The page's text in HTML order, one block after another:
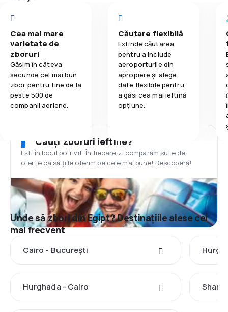
Cea mai mare
varietate de
zboruri
Găsim în câteva
secunde cel mai bun
zbor pentru tine de la
peste 500 de
companii aeriene.
Căutare flexibilă
Extinde căutarea
pentru a include
aeroporturile din
apropiere și alege
date flexibile pentru
a găsi cea mai ieftină
opțiune.
Cauți zboruri ieftine?
Ești în locul potrivit. În fiecare zi comparăm sute de
oferte ca să ți le oferim pe cele mai bune! Descoperă!
Unde să zbori din Egipt? Destinațiile alese cel
mai frecvent
Cairo - București
Hurghada - Cairo